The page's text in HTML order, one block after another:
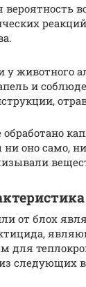
вероятность
у животного
и
ни оно само,
от блох
для
следующих